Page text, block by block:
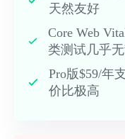
天然友好
Core Web
类测试几乎
Pro版$59/年
价比极高